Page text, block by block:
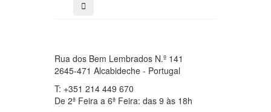
Rua dos Bem Lembrados N.º 141
2645-471 Alcabideche - Portugal
T: +351 214 449 670
De 2ª Feira a 6ª Feira: das 9 às 18h